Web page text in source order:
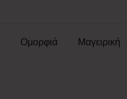
Ομορφιά Μαγειρική